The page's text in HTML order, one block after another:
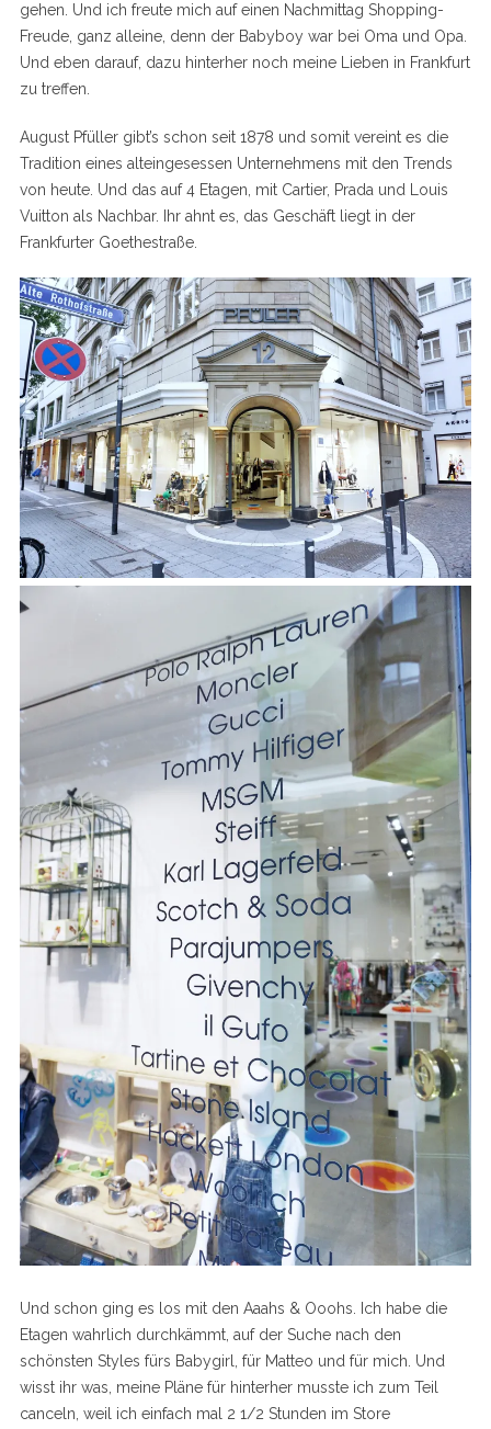
gehen. Und ich freute mich auf einen Nachmittag Shopping-
Freude, ganz alleine, denn der Babyboy war bei Oma und Opa.
Und eben darauf, dazu hinterher noch meine Lieben in Frankfurt
zu treffen.
August Pfüller gibt’s schon seit 1878 und somit vereint es die
Tradition eines alteingesessen Unternehmens mit den Trends
von heute. Und das auf 4 Etagen, mit Cartier, Prada und Louis
Vuitton als Nachbar. Ihr ahnt es, das Geschäft liegt in der
Frankfurter Goethestraße.
Und schon ging es los mit den Aaahs & Ooohs. Ich habe die
Etagen wahrlich durchkämmt, auf der Suche nach den
schönsten Styles fürs Babygirl, für Matteo und für mich. Und
wisst ihr was, meine Pläne für hinterher musste ich zum Teil
canceln, weil ich einfach mal 2 1/2 Stunden im Store